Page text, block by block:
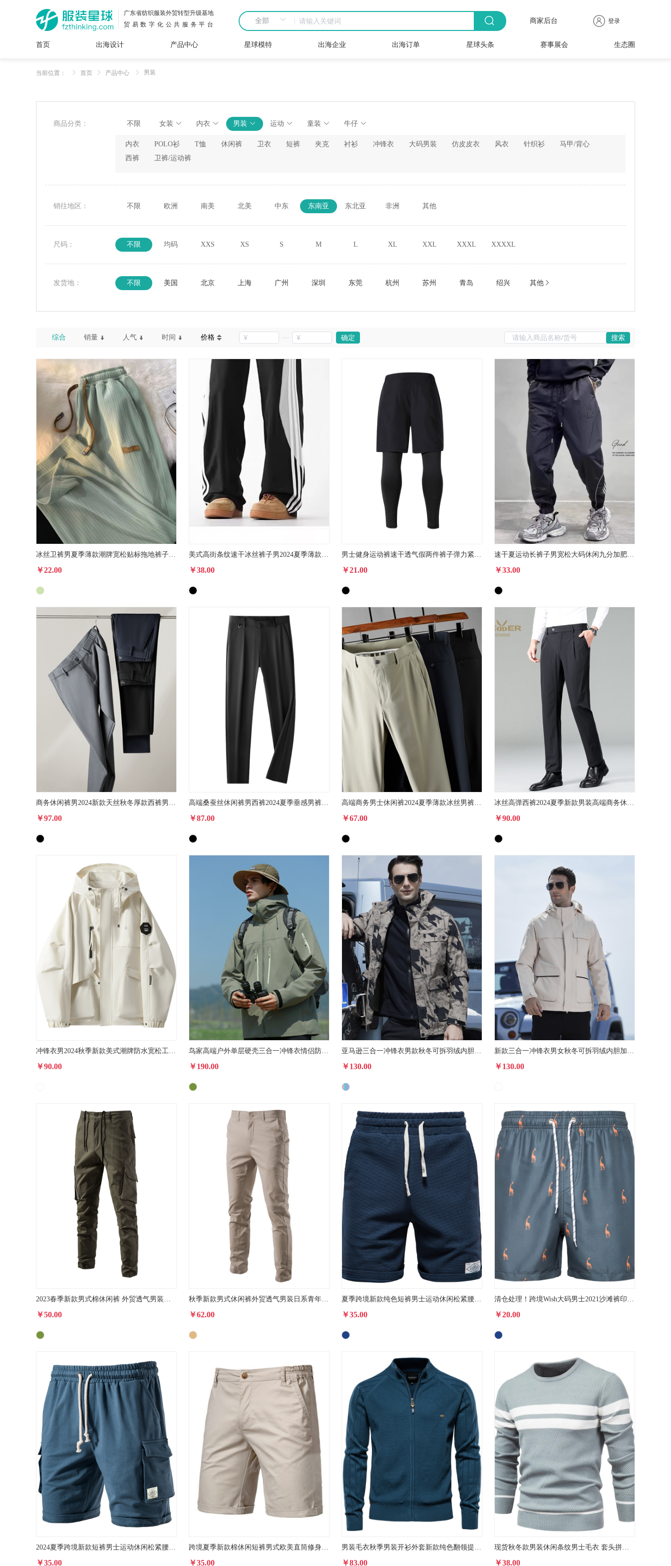
广东省纺织服装外贸转型升级基地
贸易数字化公共服务平台
商家后台 登录
首页 出海设计 产品中心 星球模特 出海企业 出海订单 星球头条 赛事展会 生态圈
当前位置： 首页 产品中心 男装
商品分类： 不限 女装 内衣 男装 运动 童装 牛仔
内衣 POLO衫 T恤 休闲裤 卫衣 短裤 夹克 衬衫 冲锋衣 大码男装 仿皮皮衣 风衣 针织衫
马甲/背心
西裤
卫裤/运动裤
销往地区： 不限 欧洲 南美 北美 中东 东南亚 东北亚 非洲 其他
尺码： 不限 均码 XXS XS S M L XL XXL XXXL XXXXL
发货地： 不限 美国 北京 上海 广州 深圳 东莞 杭州 苏州 青岛 绍兴 其他
综合 销量 人气 时间 价格 确定 搜索
冰丝卫裤男夏季薄款潮牌宽松贴标拖地裤子感痞帅休闲运动长裤
￥22.00
美式高街条纹速干冰丝裤子男2024夏季薄款伞兵工装裤高个子运动裤
￥38.00
男士健身运动裤速干透气假两件裤子弹力紧身长裤夏季百搭健身裤男
￥21.00
速干夏运动长裤子男宽松大码休闲九分加肥工装束脚春秋2024冰丝薄
￥33.00
商务休闲裤男2024新款天丝秋冬厚款西裤男士直筒裤子秋季男裤
￥97.00
高端桑蚕丝休闲裤男西裤2024夏季垂感男裤子薄款冰丝裤男士西裤男
￥87.00
高端商务男士休闲裤2024夏季薄款冰丝男裤弹力免烫直筒西裤男长裤
￥67.00
冰丝高弹西裤2024夏季新款男装高端商务休闲裤轻奢透气通勤长裤男
￥90.00
冲锋衣男2024秋季新款美式潮牌防水宽松工装夹克春秋户外服
￥90.00
鸟家高端户外单层硬壳三合一冲锋衣情侣防风防水外套机能登山服
￥190.00
亚马逊三合一冲锋衣男款秋冬可拆羽绒内胆加厚防风防水外套
￥130.00
新款三合一冲锋衣男女秋冬可拆羽绒内胆加绒加厚防风防水外套
￥130.00
2023春季新款男式棉休闲裤 外贸透气男装商务百搭多口袋纯色长裤
￥50.00
秋季新款男式休闲裤外贸透气男装日系青年商务百搭加厚棉 长裤批发
￥62.00
夏季跨境新款纯色短裤男士运动休闲松紧腰系绳短裤欧码外穿五分裤
￥35.00
清仓处理！跨境Wish大码男士2021沙滩裤印花休闲夏威夷短裤欧码
￥20.00
2024夏季跨境新款短裤男士运动休闲松紧腰系绳短裤欧码外穿五分裤
￥35.00
跨境夏季新款棉休闲短裤男式欧美直筒修身五分裤大码纯色男装
￥35.00
男装毛衣秋季男装开衫外套新款纯色翻领提花毛衣高领休闲针织衫
￥83.00
现货秋冬款男装休闲条纹男士毛衣 套头拼色圆领男式欧码针织衫
￥38.00